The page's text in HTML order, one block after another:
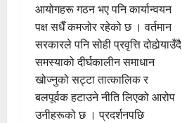
आयोगहरू गठन भए पनि कार्यान्वयन
पक्ष सधैँ कमजोर रहेको छ । वर्तमान
सरकारले पनि सोही प्रवृत्ति दोहोर्‍याउँदै
समस्याको दीर्घकालीन समाधान
खोज्नुको सट्टा तात्कालिक र
बलपूर्वक हटाउने नीति लिएको आरोप
उनीहरूको छ । प्रदर्शनपछि